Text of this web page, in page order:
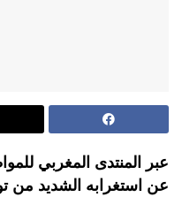
عبر المنتدى المغربي
عن استغرابه الشديد من